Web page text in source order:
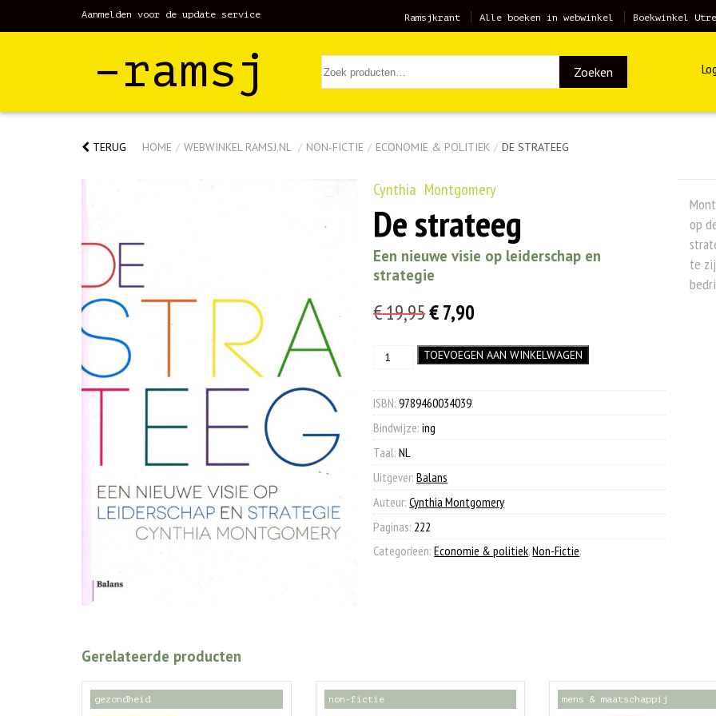
Aanmelden voor de update service Ramsjkrant Alle boeken in webwinkel Boekwinkel
–ramsj Zoeken
TERUG HOME / WEBWINKEL RAMSJ.NL / NON-FICTIE / ECONOMIE & POLITIEK / DE STRATEEG
Cynthia Montgomery
De strateeg
Een nieuwe visie op leiderschap en
strategie
€19,95Oorspronkelijke
was:
€ 19,95.
€7,90
is:
€ 7,90.
TOEVOEGEN AAN WINKELWAGEN
ISBN:9789460034039.
Bindwijze:ing
Taal:NL
Uitgever:Balans
Auteur:Cynthia Montgomery
Paginas: 222
Categorieën:Economie & politiek,Non-Fictie.
op
te
Gerelateerde producten
gezondheid non-fictie mens & maatschappij